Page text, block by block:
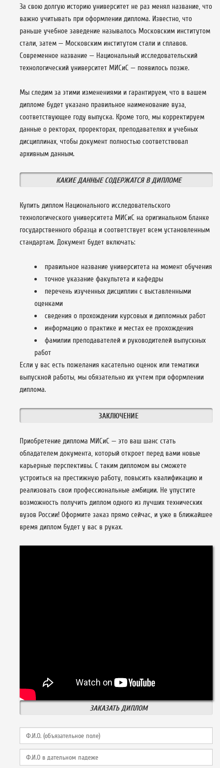
За свою долгую историю университет не раз менял название, что
важно учитывать при оформлении диплома. Известно, что
раньше учебное заведение называлось Московским институтом
стали, затем — Московским институтом стали и сплавов.
Современное название — Национальный исследовательский
технологический университет МИСиС — появилось позже.
Мы следим за этими изменениями и гарантируем, что в вашем
дипломе будет указано правильное наименование вуза,
соответствующее году выпуска. Кроме того, мы корректируем
данные о ректорах, проректорах, преподавателях и учебных
дисциплинах, чтобы документ полностью соответствовал
архивным данным.
КАКИЕ ДАННЫЕ СОДЕРЖАТСЯ В ДИПЛОМЕ
Купить диплом Национального исследовательского
технологического университета МИСиС на оригинальном бланке
государственного образца и соответствует всем установленным
стандартам. Документ будет включать:
правильное название университета на момент обучения
точное указание факультета и кафедры
перечень изученных дисциплин с выставленными
оценками
сведения о прохождении курсовых и дипломных работ
информацию о практике и местах ее прохождения
фамилии преподавателей и руководителей выпускных
работ
Если у вас есть пожелания касательно оценок или тематики
выпускной работы, мы обязательно их учтем при оформлении
диплома.
ЗАКЛЮЧЕНИЕ
Приобретение диплома МИСиС — это ваш шанс стать
обладателем документа, который откроет перед вами новые
карьерные перспективы. С таким дипломом вы сможете
устроиться на престижную работу, повысить квалификацию и
реализовать свои профессиональные амбиции. Не упустите
возможность получить диплом одного из лучших технических
вузов России! Оформите заказ прямо сейчас, и уже в ближайшее
время диплом будет у вас в руках.
ЗАКАЗАТЬ ДИПЛОМ